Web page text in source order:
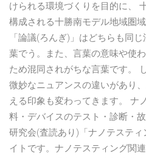
けられる環境づくりを目的に、
構成される十勝南モデル地域圏
「論議(ろんぎ)」はどちらも同
葉でう。また、言葉の意味や使
ため混同されがちな言葉です。
微妙なニュアンスの違いがあり
える印象も変わってきます。 ナ
料・デバイスのテスト・診断・
研究会(査読あり)「ナノテステ
イトです。ナノテスティング関